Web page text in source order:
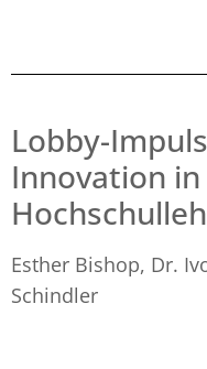
Lobby-
Innovation
Esther Bishop, Dr.
Schindler